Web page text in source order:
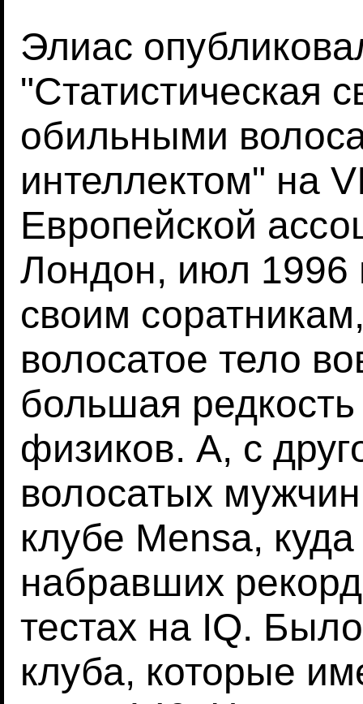
Элиас
"Статистическая
обильными
интеллектом" на
Европейской
Лондон, июл 1996
своим
волосатое тело
большая
физиков. А, с
волосатых
клубе Mensa,
набравших
тестах на IQ.
клуба, которые